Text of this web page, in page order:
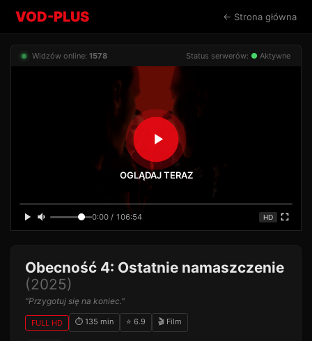
VOD-PLUS ← Strona główna
Widzów online: 1578 Status serwerów: ● Aktywne
OGLĄDAJ TERAZ
0:00 / 106:54 HD
Obecność 4: Ostatnie namaszczenie
(2025)
"Przygotuj się na koniec."
FULL HD ⏱ 135 min ⭐ 6.9 🎬 Film